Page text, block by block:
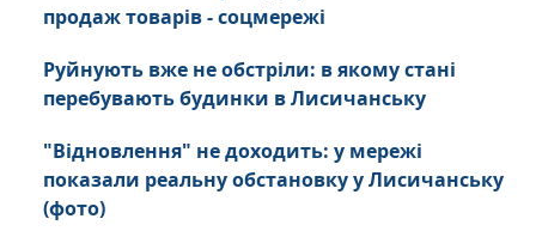
продаж товарів - соцмережі
Руйнують вже не обстріли: в якому стані
перебувають будинки в Лисичанську
"Відновлення" не доходить: у мережі
показали реальну обстановку у Лисичанську
(фото)